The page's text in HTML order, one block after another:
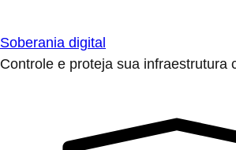
Soberania digital
Controle e proteja sua infraestrutura